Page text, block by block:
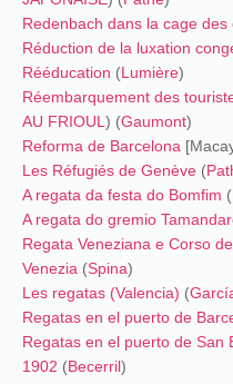
Redenbach dans la cage des
Réduction de la luxation
Rééducation (Lumière)
Réembarquement des
AU FRIOUL ) (Gaumont)
Reforma de Barcelona
Les Réfugiés de Genève (
A regata da festa do Bomfim (
A regata do gremio
Regata Veneziana e Corso
Venezia (Spina)
Les regatas (Valencia) (
Regatas en el puerto de
Regatas en el puerto de San
1902 (Becerril)